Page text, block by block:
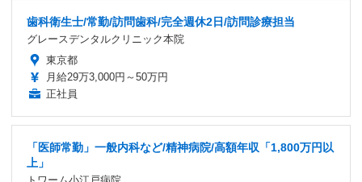
歯科衛生士/常勤/訪問歯科/完全週休2日/訪問診療担当
グレースデンタルクリニック本院
東京都
月給29万3,000円～50万円
正社員
「医師常勤」一般内科など/精神病院/高額年収「1,800万円以
上」